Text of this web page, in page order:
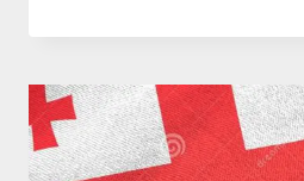
ᲰᲣᲐᲚᲘᲜᲒᲨᲘ
577
546
577